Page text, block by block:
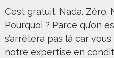
C’est gratuit. Nada. Zéro.
Pourquoi ? Parce qu’on
s’arrêtera pas là car
notre expertise en